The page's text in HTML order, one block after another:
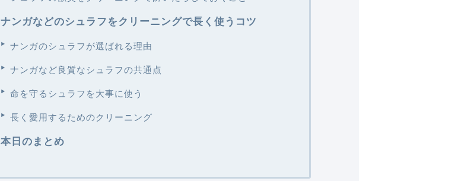
ナンガなどのシュラフをクリーニングで長く使うコツ
ナンガのシュラフが選ばれる理由
ナンガなど良質なシュラフの共通点
命を守るシュラフを大事に使う
長く愛用するためのクリーニング
本日のまとめ